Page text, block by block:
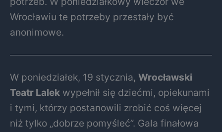
Wrocławiu te potrzeby przestały być
anonimowe.
W poniedziałek, 19 stycznia, Wrocławski
Teatr Lalek wypełnił się dziećmi, opiekunami
i tymi, którzy postanowili zrobić coś więcej
niż tylko „dobrze pomyśleć”. Gala finałowa